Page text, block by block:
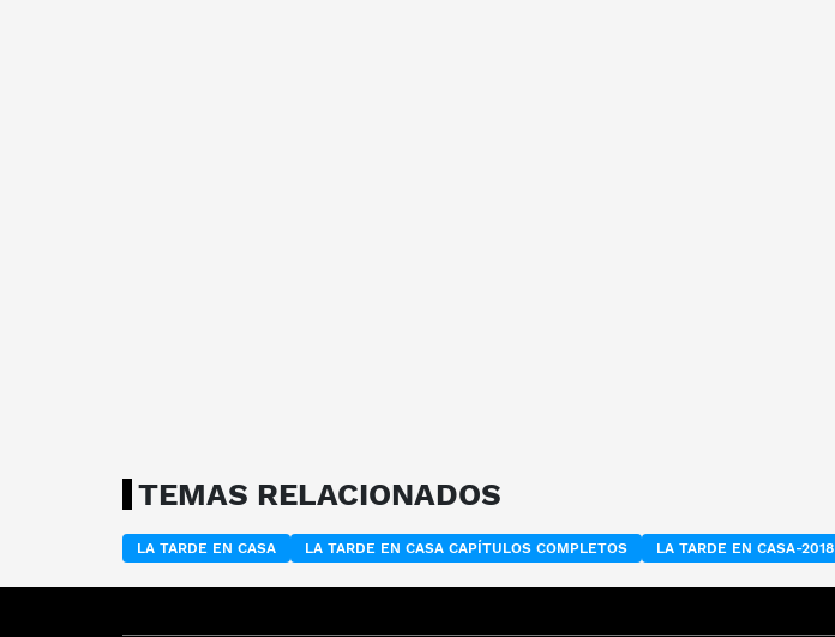
TEMAS RELACIONADOS
LA TARDE EN CASA LA TARDE EN CASA CAPÍTULOS COMPLETOS LA TARDE EN CASA-2018